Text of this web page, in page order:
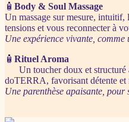
🧴 Body & Soul Massage
Un massage sur mesure,
tensions et vous reconnecter à
Une expérience vivante, comme
🧴 Rituel Aroma
Un toucher doux et structuré
doTERRA, favorisant détente et
Une parenthèse apaisante, pour